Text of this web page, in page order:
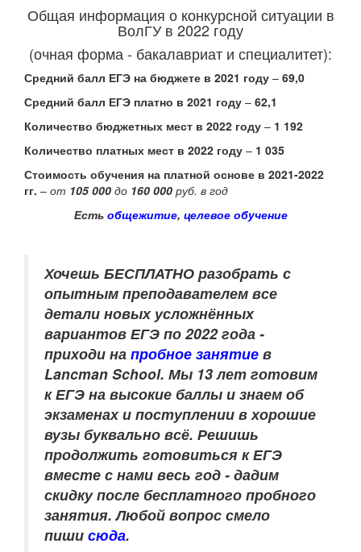
Общая информация о конкурсной ситуации в
ВолГУ в 2022 году
(очная форма - бакалавриат и специалитет):
Средний балл ЕГЭ на бюджете в 2021 году – 69,0
Средний балл ЕГЭ платно в 2021 году – 62,1
Количество бюджетных мест в 2022 году – 1 192
Количество платных мест в 2022 году – 1 035
Стоимость обучения на платной основе в 2021-2022
гг. – от 105 000 до 160 000 руб. в год
Есть общежитие, целевое обучение
Хочешь БЕСПЛАТНО разобрать с
опытным преподавателем все
детали новых усложнённых
вариантов ЕГЭ по 2022 года -
приходи на пробное занятие в
Lancman School. Мы 13 лет готовим
к ЕГЭ на высокие баллы и знаем об
экзаменах и поступлении в хорошие
вузы буквально всё. Решишь
продолжить готовиться к ЕГЭ
вместе с нами весь год - дадим
скидку после бесплатного пробного
занятия. Любой вопрос смело
пиши сюда.